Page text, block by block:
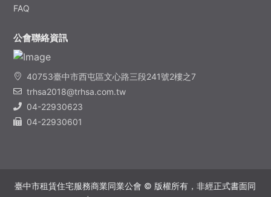
FAQ
公會聯絡資訊
40753臺中市西屯區文心路三段241號2樓之7
trhsa2018@trhsa.com.tw
04-22930623
04-22930601
臺中市租賃住宅服務商業同業公會 © 版權所有，非經正式書面同